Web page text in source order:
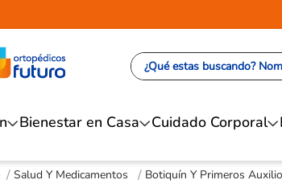
¿Qué estas buscando?
Bienestar en Casa Cuidado Corporal
Salud Y Medicamentos Botiquín Y Primeros